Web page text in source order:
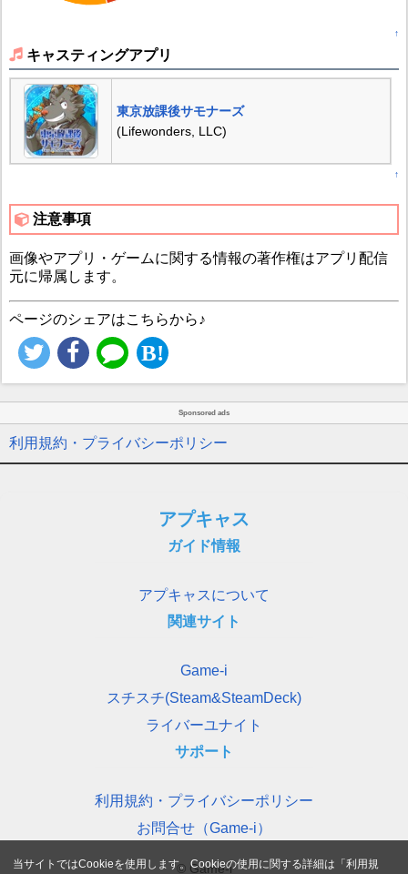
↑
キャスティングアプリ
東京放課後サモナーズ
(Lifewonders, LLC)
↑
注意事項
画像やアプリ・ゲームに関する情報の著作権はアプリ配信
元に帰属します。
ページのシェアはこちらから♪
Sponsored ads
利用規約・プライバシーポリシー
アプキャス
ガイド情報
アプキャスについて
関連サイト
Game-i
スチスチ(Steam&SteamDeck)
ライバーユナイト
サポート
利用規約・プライバシーポリシー
お問合せ（Game-i）
© Game-i
当サイトではCookieを使用します。Cookieの使用に関する詳細は「利用規